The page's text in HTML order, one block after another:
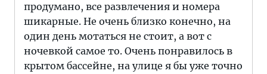
продумано, все развлечения и номера
шикарные. Не очень близко конечно, на
один день мотаться не стоит, а вот с
ночевкой самое то. Очень понравилось в
крытом бассейне, на улице я бы уже точно